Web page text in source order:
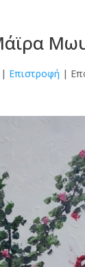
| Επιστροφή |